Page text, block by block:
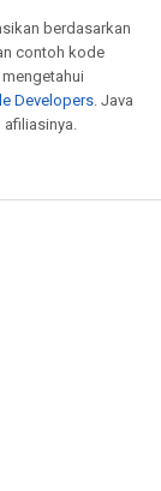
berdasarkan
contoh kode
mengetahui
Developers. Java
afiliasinya.